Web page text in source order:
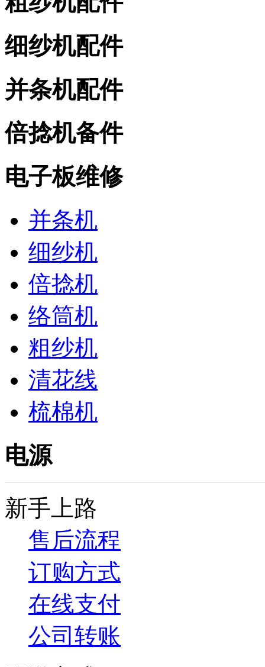
细纱机配件
并条机配件
倍捻机备件
电子板维修
并条机
细纱机
倍捻机
络筒机
粗纱机
清花线
梳棉机
电源
新手上路
售后流程
订购方式
在线支付
公司转账